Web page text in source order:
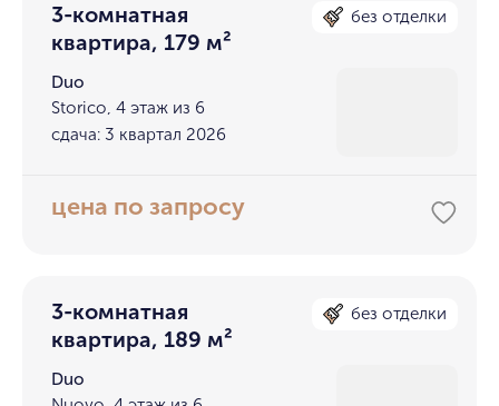
3-комнатная
квартира, 179 м²
без отделки
Duo
Storico, 4 этаж из 6
сдача: 3 квартал 2026
цена по запросу
3-комнатная
квартира, 189 м²
без отделки
Duo